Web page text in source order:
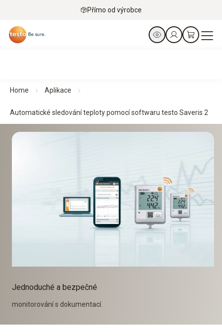
Přímo od výrobce
Home Aplikace
Automatické sledování teploty pomocí softwaru testo Saveris 2
Jednoduché a bezpečné
monitorování s dokumentací.